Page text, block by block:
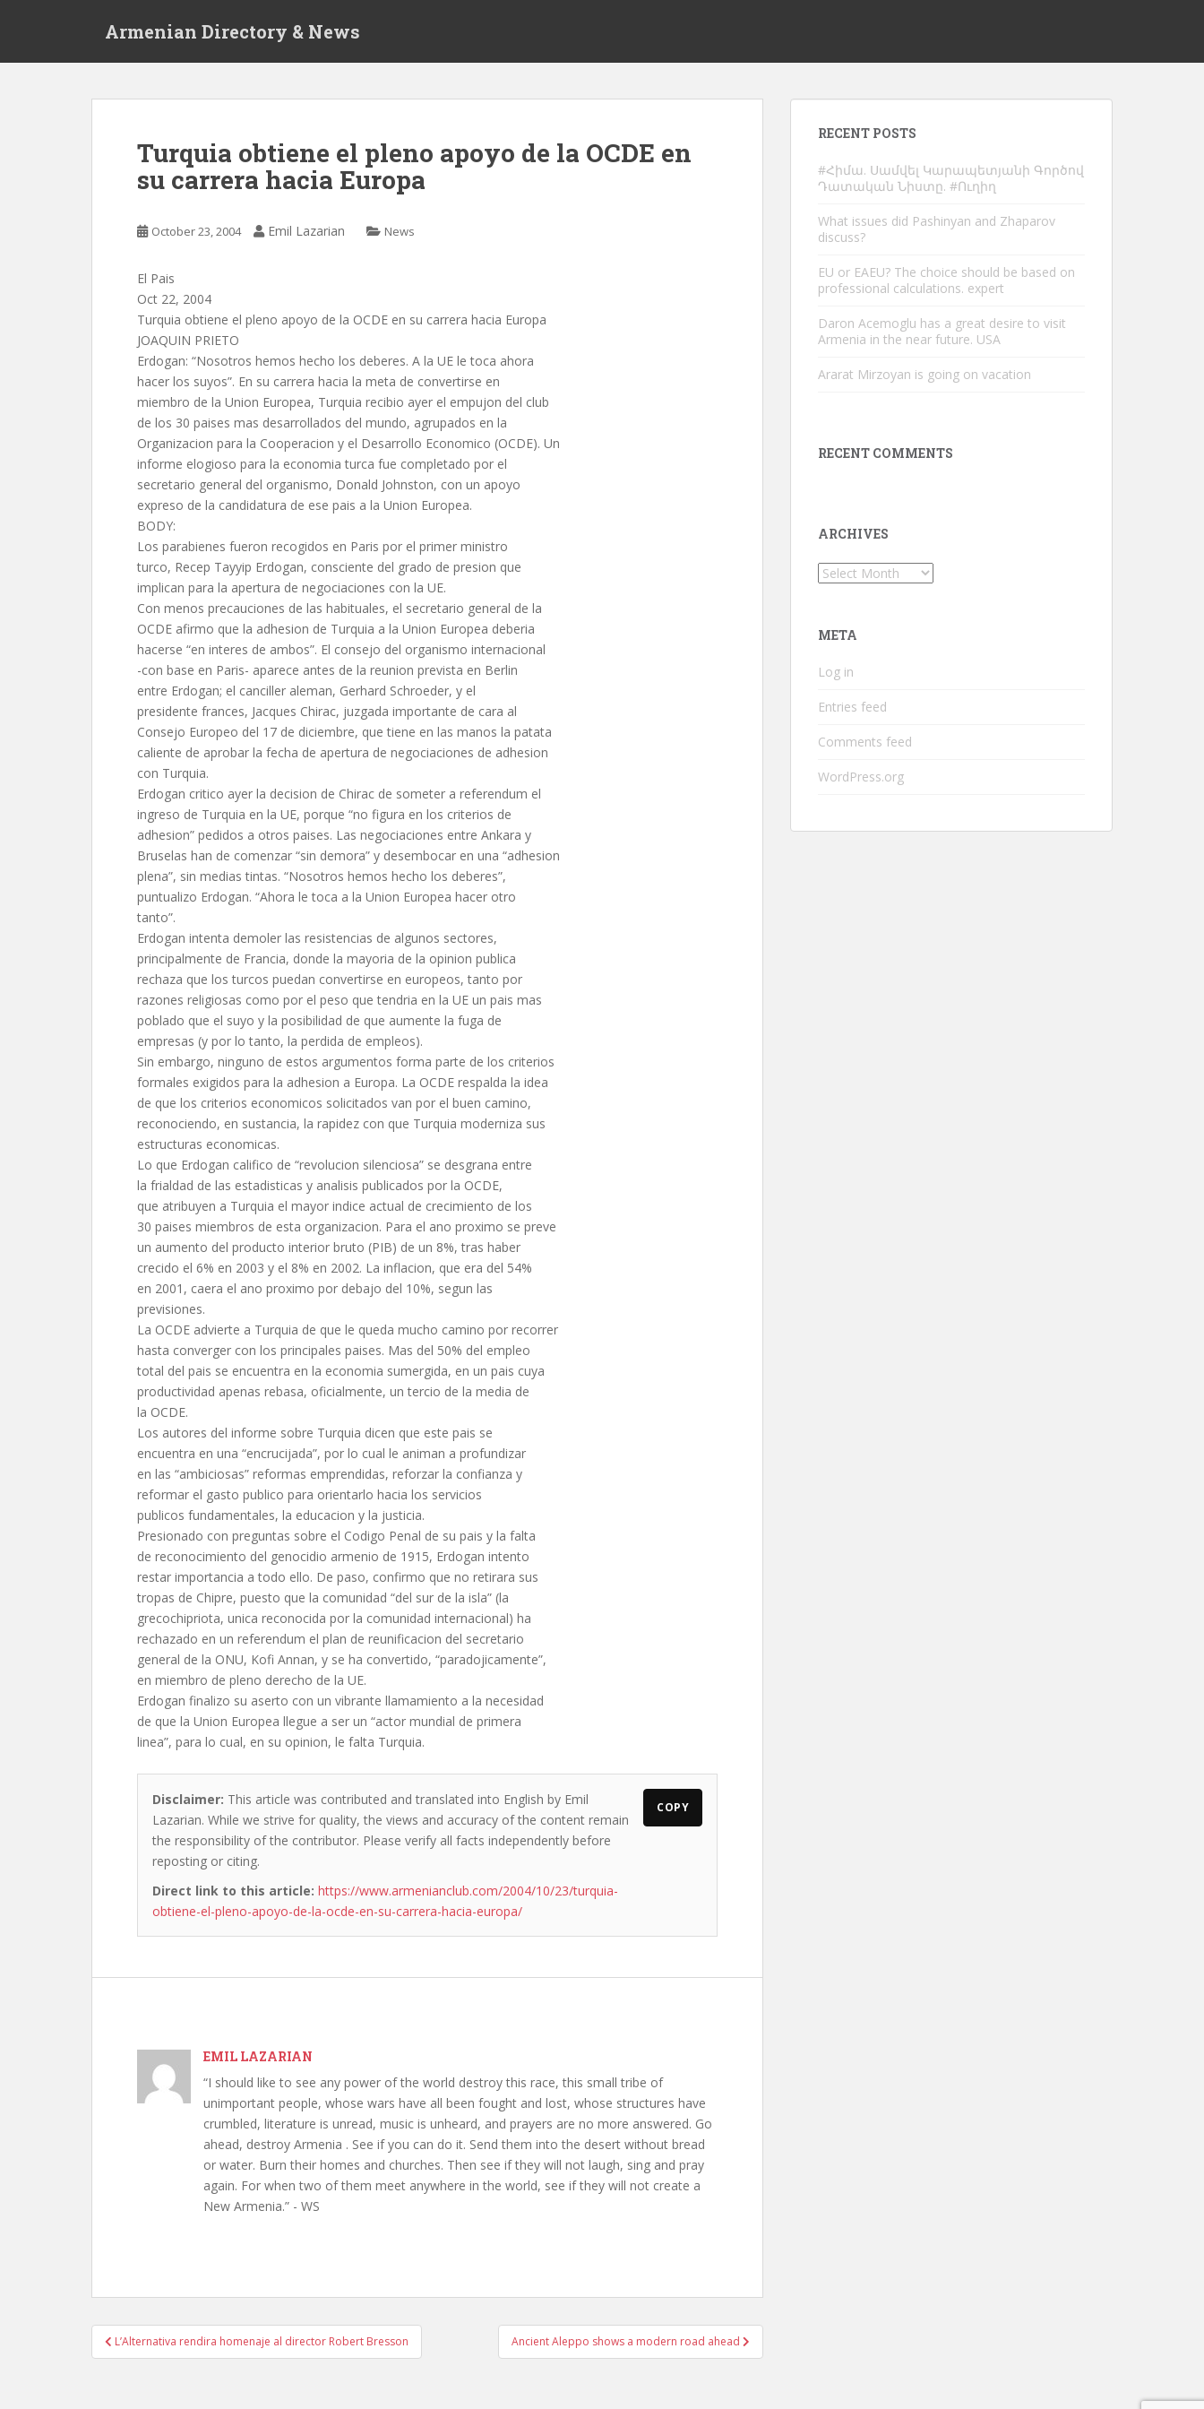
Armenian Directory & News
Turquia obtiene el pleno apoyo de la OCDE en
su carrera hacia Europa
October 23, 2004 Emil Lazarian News
El Pais
Oct 22, 2004
Turquia obtiene el pleno apoyo de la OCDE en su carrera hacia Europa
JOAQUIN PRIETO
Erdogan: “Nosotros hemos hecho los deberes. A la UE le toca ahora
hacer los suyos”. En su carrera hacia la meta de convertirse en
miembro de la Union Europea, Turquia recibio ayer el empujon del club
de los 30 paises mas desarrollados del mundo, agrupados en la
Organizacion para la Cooperacion y el Desarrollo Economico (OCDE). Un
informe elogioso para la economia turca fue completado por el
secretario general del organismo, Donald Johnston, con un apoyo
expreso de la candidatura de ese pais a la Union Europea.
BODY:
Los parabienes fueron recogidos en Paris por el primer ministro
turco, Recep Tayyip Erdogan, consciente del grado de presion que
implican para la apertura de negociaciones con la UE.
Con menos precauciones de las habituales, el secretario general de la
OCDE afirmo que la adhesion de Turquia a la Union Europea deberia
hacerse “en interes de ambos”. El consejo del organismo internacional
-con base en Paris- aparece antes de la reunion prevista en Berlin
entre Erdogan; el canciller aleman, Gerhard Schroeder, y el
presidente frances, Jacques Chirac, juzgada importante de cara al
Consejo Europeo del 17 de diciembre, que tiene en las manos la patata
caliente de aprobar la fecha de apertura de negociaciones de adhesion
con Turquia.
Erdogan critico ayer la decision de Chirac de someter a referendum el
ingreso de Turquia en la UE, porque “no figura en los criterios de
adhesion” pedidos a otros paises. Las negociaciones entre Ankara y
Bruselas han de comenzar “sin demora” y desembocar en una “adhesion
plena”, sin medias tintas. “Nosotros hemos hecho los deberes”,
puntualizo Erdogan. “Ahora le toca a la Union Europea hacer otro
tanto”.
Erdogan intenta demoler las resistencias de algunos sectores,
principalmente de Francia, donde la mayoria de la opinion publica
rechaza que los turcos puedan convertirse en europeos, tanto por
razones religiosas como por el peso que tendria en la UE un pais mas
poblado que el suyo y la posibilidad de que aumente la fuga de
empresas (y por lo tanto, la perdida de empleos).
Sin embargo, ninguno de estos argumentos forma parte de los criterios
formales exigidos para la adhesion a Europa. La OCDE respalda la idea
de que los criterios economicos solicitados van por el buen camino,
reconociendo, en sustancia, la rapidez con que Turquia moderniza sus
estructuras economicas.
Lo que Erdogan califico de “revolucion silenciosa” se desgrana entre
la frialdad de las estadisticas y analisis publicados por la OCDE,
que atribuyen a Turquia el mayor indice actual de crecimiento de los
30 paises miembros de esta organizacion. Para el ano proximo se preve
un aumento del producto interior bruto (PIB) de un 8%, tras haber
crecido el 6% en 2003 y el 8% en 2002. La inflacion, que era del 54%
en 2001, caera el ano proximo por debajo del 10%, segun las
previsiones.
La OCDE advierte a Turquia de que le queda mucho camino por recorrer
hasta converger con los principales paises. Mas del 50% del empleo
total del pais se encuentra en la economia sumergida, en un pais cuya
productividad apenas rebasa, oficialmente, un tercio de la media de
la OCDE.
Los autores del informe sobre Turquia dicen que este pais se
encuentra en una “encrucijada”, por lo cual le animan a profundizar
en las “ambiciosas” reformas emprendidas, reforzar la confianza y
reformar el gasto publico para orientarlo hacia los servicios
publicos fundamentales, la educacion y la justicia.
Presionado con preguntas sobre el Codigo Penal de su pais y la falta
de reconocimiento del genocidio armenio de 1915, Erdogan intento
restar importancia a todo ello. De paso, confirmo que no retirara sus
tropas de Chipre, puesto que la comunidad “del sur de la isla” (la
grecochipriota, unica reconocida por la comunidad internacional) ha
rechazado en un referendum el plan de reunificacion del secretario
general de la ONU, Kofi Annan, y se ha convertido, “paradojicamente”,
en miembro de pleno derecho de la UE.
Erdogan finalizo su aserto con un vibrante llamamiento a la necesidad
de que la Union Europea llegue a ser un “actor mundial de primera
linea”, para lo cual, en su opinion, le falta Turquia.
Disclaimer: This article was contributed and translated into English by Emil
Lazarian. While we strive for quality, the views and accuracy of the content remain
the responsibility of the contributor. Please verify all facts independently before
reposting or citing.
Direct link to this article: https://www.armenianclub.com/2004/10/23/turquia-
obtiene-el-pleno-apoyo-de-la-ocde-en-su-carrera-hacia-europa/
COPY
EMIL LAZARIAN
“I should like to see any power of the world destroy this race, this small tribe of
unimportant people, whose wars have all been fought and lost, whose structures have
crumbled, literature is unread, music is unheard, and prayers are no more answered. Go
ahead, destroy Armenia . See if you can do it. Send them into the desert without bread
or water. Burn their homes and churches. Then see if they will not laugh, sing and pray
again. For when two of them meet anywhere in the world, see if they will not create a
New Armenia.” - WS
Post
navigation
L’Alternativa rendira homenaje al director Robert Bresson Ancient Aleppo shows a modern road ahead
RECENT POSTS
#Հիմա. Սամվել Կարապետյանի Գործով
Դատական Նիստը. #Ուղիղ
What issues did Pashinyan and Zhaparov
discuss?
EU or EAEU? The choice should be based on
professional calculations. expert
Daron Acemoglu has a great desire to visit
Armenia in the near future. USA
Ararat Mirzoyan is going on vacation
RECENT COMMENTS
ARCHIVES
Archives
META
Log in
Entries feed
Comments feed
WordPress.org